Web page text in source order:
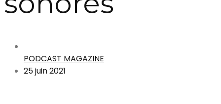
PODCAST MAGAZINE
25 juin 2021